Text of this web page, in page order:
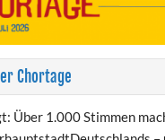
Chortage
Über 1.000 Stimmen